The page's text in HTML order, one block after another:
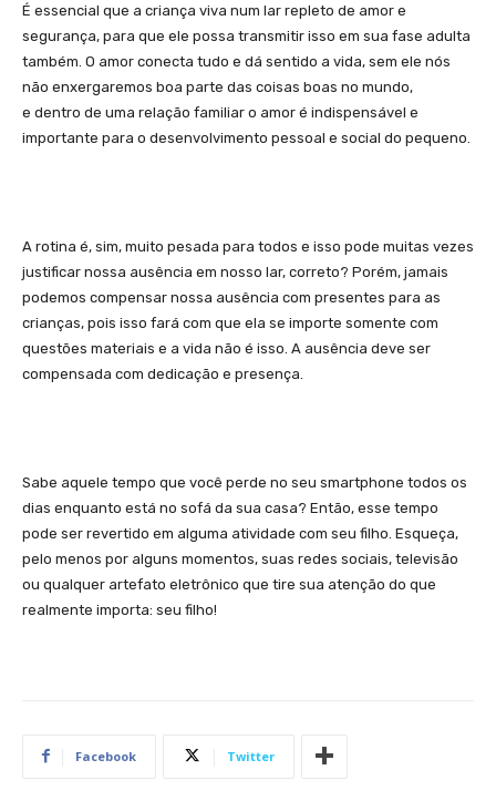
É essencial que a criança viva num lar repleto de amor e
segurança, para que ele possa transmitir isso em sua fase adulta
também. O amor conecta tudo e dá sentido a vida, sem ele nós
não enxergaremos boa parte das coisas boas no mundo,
e dentro de uma relação familiar o amor é indispensável e
importante para o desenvolvimento pessoal e social do pequeno.
A rotina é, sim, muito pesada para todos e isso pode muitas vezes
justificar nossa ausência em nosso lar, correto? Porém, jamais
podemos compensar nossa ausência com presentes para as
crianças, pois isso fará com que ela se importe somente com
questões materiais e a vida não é isso. A ausência deve ser
compensada com dedicação e presença.
Sabe aquele tempo que você perde no seu smartphone todos os
dias enquanto está no sofá da sua casa? Então, esse tempo
pode ser revertido em alguma atividade com seu filho. Esqueça,
pelo menos por alguns momentos, suas redes sociais, televisão
ou qualquer artefato eletrônico que tire sua atenção do que
realmente importa: seu filho!
Facebook Twitter